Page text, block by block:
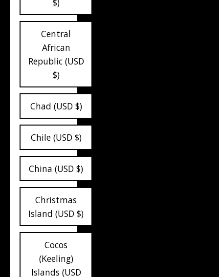
$)
Central
African
Republic (USD
$)
Chad (USD $)
Chile (USD $)
China (USD $)
Christmas
Island (USD $)
Cocos
(Keeling)
Islands (USD